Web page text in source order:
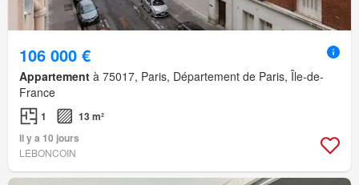
106 000 €
Appartement à 75017, Paris, Département de Paris, Île-de-
France
1
13 m²
Il y a 10 jours
LEBONCOIN